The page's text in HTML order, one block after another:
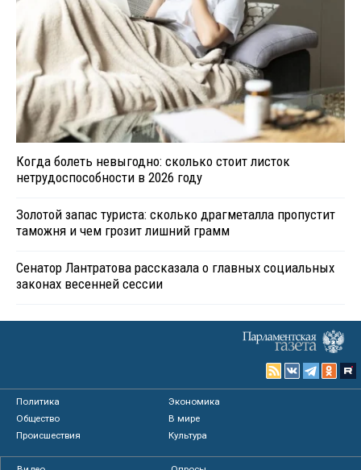
Когда болеть невыгодно: сколько стоит листок
нетрудоспособности в 2026 году
Золотой запас туриста: сколько драгметалла пропустит
таможня и чем грозит лишний грамм
Сенатор Лантратова рассказала о главных социальных
законах весенней сессии
Политика
Экономика
Общество
В мире
Происшествия
Культура